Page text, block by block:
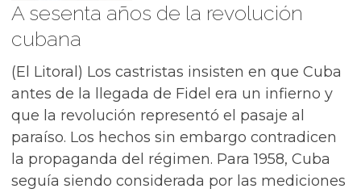
A sesenta años de la revolución
cubana
(El Litoral) Los castristas insisten en que Cuba
antes de la llegada de Fidel era un infierno y
que la revolución representó el pasaje al
paraíso. Los hechos sin embargo contradicen
la propaganda del régimen. Para 1958, Cuba
seguía siendo considerada por las mediciones